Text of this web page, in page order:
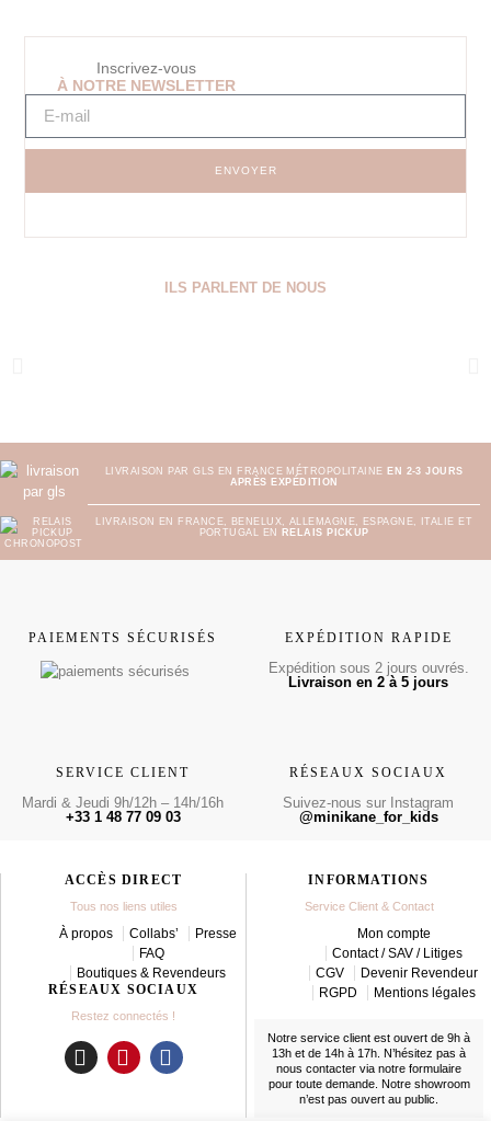
Inscrivez-vous
À NOTRE NEWSLETTER
ENVOYER
ILS PARLENT DE NOUS
LIVRAISON PAR GLS EN FRANCE MÉTROPOLITAINE EN 2-3 JOURS
APRÈS EXPÉDITION
LIVRAISON EN FRANCE, BENELUX, ALLEMAGNE, ESPAGNE, ITALIE ET
PORTUGAL EN
RELAIS PICKUP
PAIEMENTS SÉCURISÉS EXPÉDITION RAPIDE
Expédition sous 2 jours ouvrés.
Livraison en 2 à 5 jours
SERVICE CLIENT
Mardi & Jeudi 9h/12h – 14h/16h
+33 1 48 77 09 03
RÉSEAUX SOCIAUX
Suivez-nous sur Instagram
@minikane_for_kids
ACCÈS DIRECT
Tous nos liens utiles
À propos Collabs’
Presse
FAQ
Boutiques & Revendeurs
RÉSEAUX SOCIAUX
Restez connectés !
I
P
F
INFORMATIONS
Service Client & Contact
Mon compte
Contact / SAV / Litiges
CGV
Devenir Revendeur
RGPD
Mentions légales
Notre service client est ouvert de 9h à
13h et de 14h à 17h. N’hésitez pas à
nous contacter via notre formulaire
pour toute demande. Notre showroom
n’est pas ouvert au public.